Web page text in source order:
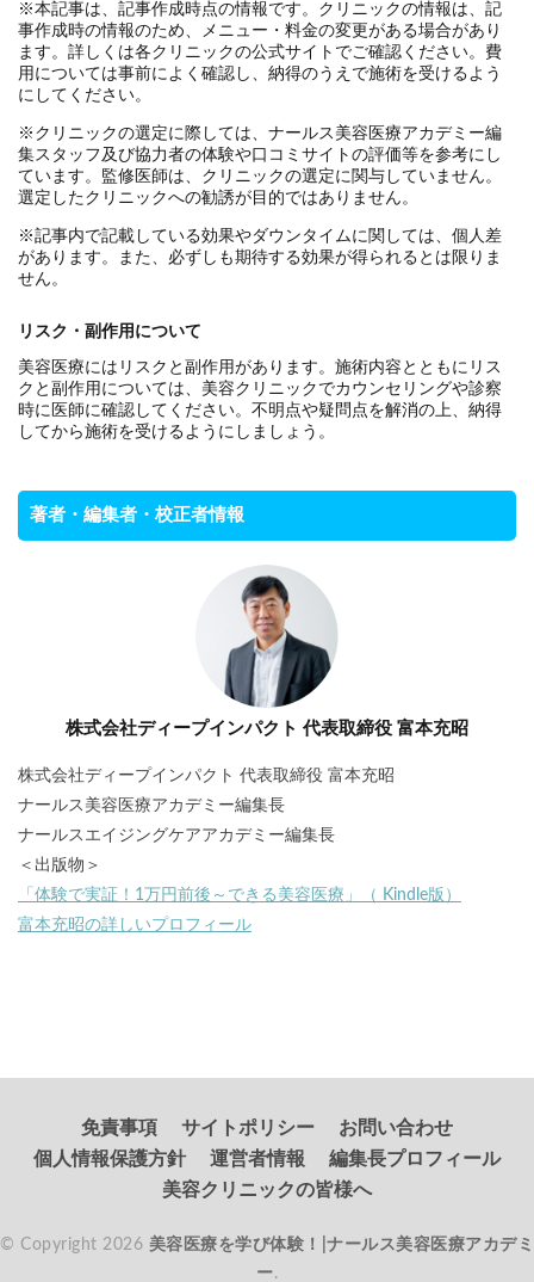
※本記事は、記事作成時点の情報です。クリニックの情報は、記
事作成時の情報のため、メニュー・料金の変更がある場合があり
ます。詳しくは各クリニックの公式サイトでご確認ください。費
用については事前によく確認し、納得のうえで施術を受けるよう
にしてください。
※クリニックの選定に際しては、ナールス美容医療アカデミー編
集スタッフ及び協力者の体験や口コミサイトの評価等を参考にし
ています。監修医師は、クリニックの選定に関与していません。
選定したクリニックへの勧誘が目的ではありません。
※記事内で記載している効果やダウンタイムに関しては、個人差
があります。また、必ずしも期待する効果が得られるとは限りま
せん。
リスク・副作用について
美容医療にはリスクと副作用があります。施術内容とともにリス
クと副作用については、美容クリニックでカウンセリングや診察
時に医師に確認してください。不明点や疑問点を解消の上、納得
してから施術を受けるようにしましょう。
著者・編集者・校正者情報
株式会社ディープインパクト 代表取締役 富本充昭
株式会社ディープインパクト 代表取締役 富本充昭
ナールス美容医療アカデミー編集長
ナールスエイジングケアアカデミー編集長
＜出版物＞
「体験で実証！1万円前後～できる美容医療」（ Kindle版）
富本充昭の詳しいプロフィール
免責事項 サイトポリシー
お問い合わせ
個人情報保護方針
運営者情報
編集長プロフィール
美容クリニックの皆様へ
© Copyright 2026 美容医療を学び体験！|ナールス美容医療アカデミ
ー.